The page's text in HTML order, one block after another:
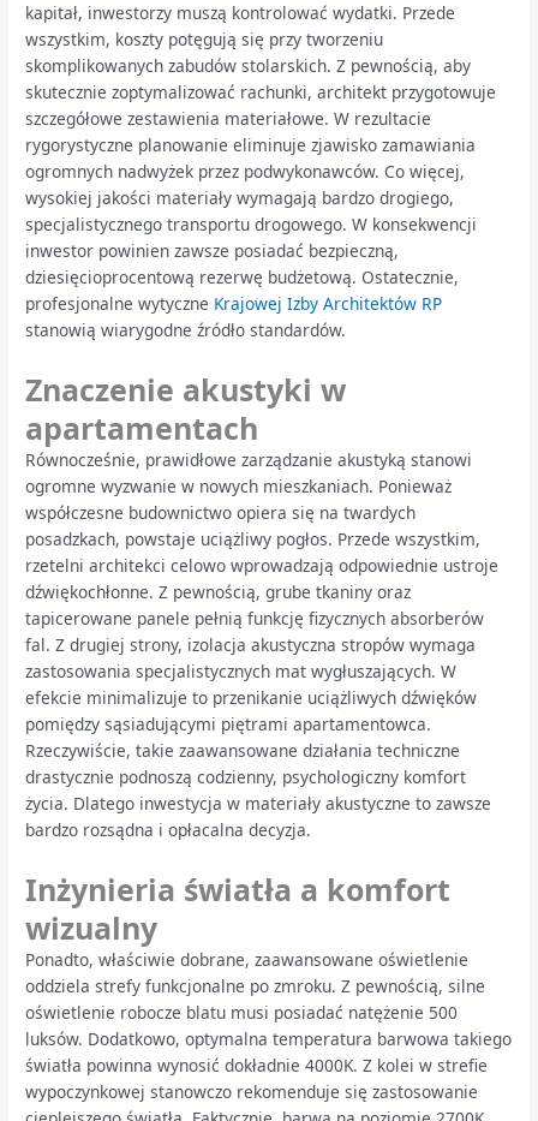
kapitał, inwestorzy muszą kontrolować wydatki. Przede
wszystkim, koszty potęgują się przy tworzeniu
skomplikowanych zabudów stolarskich. Z pewnością, aby
skutecznie zoptymalizować rachunki, architekt przygotowuje
szczegółowe zestawienia materiałowe. W rezultacie
rygorystyczne planowanie eliminuje zjawisko zamawiania
ogromnych nadwyżek przez podwykonawców. Co więcej,
wysokiej jakości materiały wymagają bardzo drogiego,
specjalistycznego transportu drogowego. W konsekwencji
inwestor powinien zawsze posiadać bezpieczną,
dziesięcioprocentową rezerwę budżetową. Ostatecznie,
profesjonalne wytyczne Krajowej Izby Architektów RP
stanowią wiarygodne źródło standardów.
Znaczenie akustyki w
apartamentach
Równocześnie, prawidłowe zarządzanie akustyką stanowi
ogromne wyzwanie w nowych mieszkaniach. Ponieważ
współczesne budownictwo opiera się na twardych
posadzkach, powstaje uciążliwy pogłos. Przede wszystkim,
rzetelni architekci celowo wprowadzają odpowiednie ustroje
dźwiękochłonne. Z pewnością, grube tkaniny oraz
tapicerowane panele pełnią funkcję fizycznych absorberów
fal. Z drugiej strony, izolacja akustyczna stropów wymaga
zastosowania specjalistycznych mat wygłuszających. W
efekcie minimalizuje to przenikanie uciążliwych dźwięków
pomiędzy sąsiadującymi piętrami apartamentowca.
Rzeczywiście, takie zaawansowane działania techniczne
drastycznie podnoszą codzienny, psychologiczny komfort
życia. Dlatego inwestycja w materiały akustyczne to zawsze
bardzo rozsądna i opłacalna decyzja.
Inżynieria światła a komfort
wizualny
Ponadto, właściwie dobrane, zaawansowane oświetlenie
oddziela strefy funkcjonalne po zmroku. Z pewnością, silne
oświetlenie robocze blatu musi posiadać natężenie 500
luksów. Dodatkowo, optymalna temperatura barwowa takiego
światła powinna wynosić dokładnie 4000K. Z kolei w strefie
wypoczynkowej stanowczo rekomenduje się zastosowanie